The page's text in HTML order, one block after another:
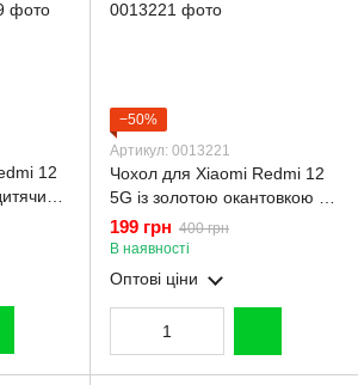
12
−50%
Артикул: 0013221
Чохол для Xiaomi Redmi 12
5G із золотою окантовкою з
кишенькою для карток на
сяомі редмі 12 5г золотий
199 грн 400 грн
В наявності
Оптові ціни